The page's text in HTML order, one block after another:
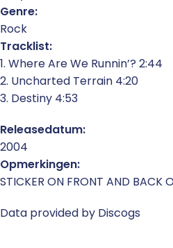
Genre:
Rock
Tracklist:
1. Where Are We Runnin’? 2:44
2. Uncharted Terrain 4:20
3. Destiny 4:53
Releasedatum:
2004
Opmerkingen:
STICKER ON FRONT AND BACK
Data provided by Discogs